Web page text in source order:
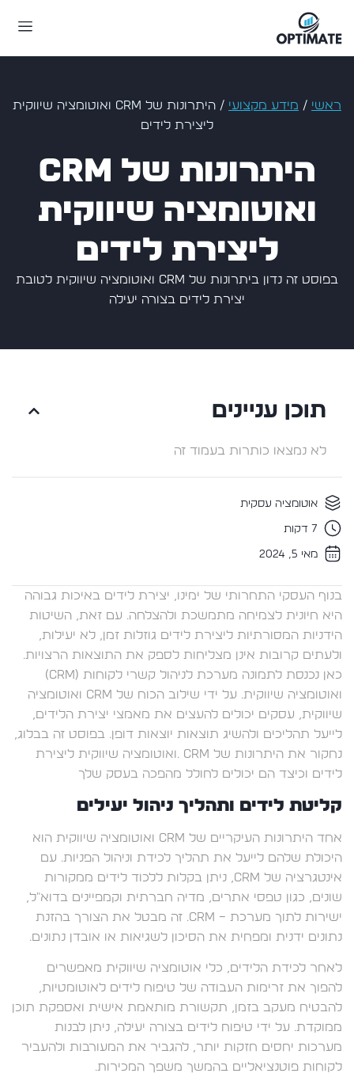
ראשי / מידע מקצועי /
היתרונות של CRM ואוטומציה שיווקית
ליצירת לידים
היתרונות של CRM
ואוטומציה שיווקית
ליצירת לידים
בפוסט זה נדון ביתרונות של CRM ואוטומציה שיווקית לטובת
יצירת לידים בצורה יעילה
תוכן עניינים
לא נמצאו כותרות בעמוד זה
אוטומציה עסקית
7 דקות
מאי 5, 2024
בנוף העסקי התחרותי של ימינו, יצירת לידים באיכות גבוהה
היא חיונית לצמיחה מתמשכת ולהצלחה. עם זאת, השיטות
הידניות המסורתיות ליצירת לידים גוזלות זמן, לא יעילות,
ולעתים קרובות אינן מצליחות לספק את התוצאות הרצויות.
כאן נכנסת לתמונה מערכת לניהול קשרי לקוחות (CRM)
ואוטומציה שיווקית. על ידי שילוב הכוח של CRM ואוטומציה
שיווקית, עסקים יכולים להעצים את מאמצי יצירת הלידים,
לייעל תהליכים ולהשיג תוצאות יוצאות דופן. בפוסט זה בבלוג,
נחקור את היתרונות של CRM .ואוטומציה שיווקית ליצירת
לידים וכיצד הם יכולים לחולל מהפכה בעסק שלך
קליטת לידים ותהליך ניהול יעילים
אחד היתרונות העיקריים של CRM ואוטומציה שיווקית הוא
היכולת שלהם לייעל את תהליך לכידת וניהול הפניות. עם
אינטגרציה של CRM, ניתן בקלות ללכוד לידים ממקורות
שונים, כגון טפסי אתרים, מדיה חברתית וקמפיינים בדוא"ל,
ישירות לתוך מערכת – CRM. זה מבטל את הצורך בהזנת
נתונים ידנית ומפחית את הסיכון לשגיאות או אובדן נתונים.
לאחר לכידת הלידים, כלי אוטומציה שיווקית מאפשרים
להפוך את זרימות העבודה של טיפוח לידים לאוטומטיות,
להבטיח מעקב בזמן, תקשורת מותאמת אישית ואספקת תוכן
ממוקדת. על ידי טיפוח לידים בצורה יעילה, ניתן לבנות
מערכות יחסים חזקות יותר, להגביר את המעורבות ולהעביר
לקוחות פוטנציאליים בהמשך משפך המכירות.